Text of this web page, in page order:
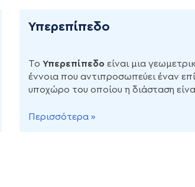
Υπερεπίπεδο
ΤοΥπερεπίπεδο είναι μια
έννοια που αντιπροσωπεύει έναν
υποχώρο του οποίου η διάσταση
διάσταση του περιβάλλοντος χώρου
Περισσότερα »